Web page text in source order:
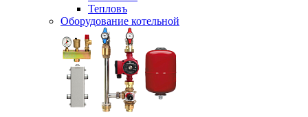
Тепловъ
Оборудование котельной